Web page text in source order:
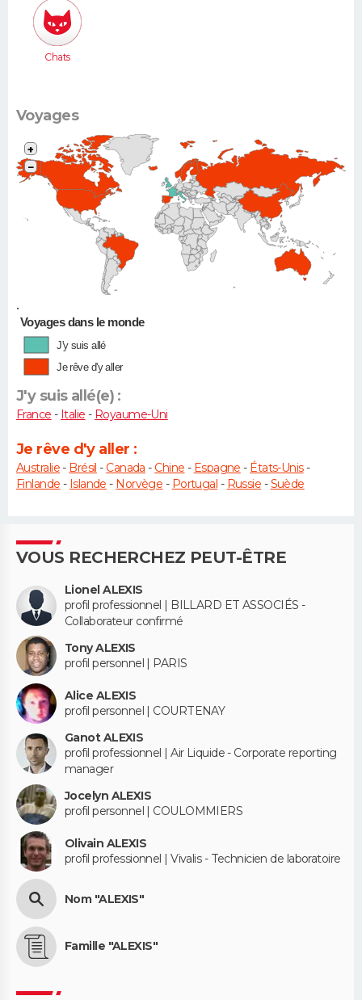
Picasso...)
Chats
Voyages
•
+
−
Voyages dans le monde
J'y suis allé
Je rêve d'y aller
J'y suis allé(e) :
France - Italie - Royaume-Uni
Je rêve d'y aller :
Australie- Brésil - Canada - Chine - Espagne - États-Unis-
Finlande - Islande - Norvège - Portugal - Russie -Suède
VOUS RECHERCHEZ PEUT-ÊTRE
Lionel ALEXIS
profil professionnel | BILLARD ET ASSOCIÉS -
Collaborateur confirmé
Tony ALEXIS
profil personnel | PARIS
Alice ALEXIS
profil personnel | COURTENAY
Ganot ALEXIS
profil professionnel | Air Liquide - Corporate reporting
manager
Jocelyn ALEXIS
profil personnel | COULOMMIERS
Olivain ALEXIS
profil professionnel | Vivalis - Technicien de laboratoire
Nom "ALEXIS"
Famille "ALEXIS"